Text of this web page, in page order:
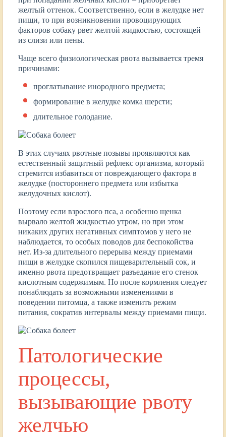
желтый оттенок. Соответственно, если в желудке нет
пищи, то при возникновении провоцирующих
факторов собаку рвет желтой жидкостью, состоящей
из слизи или пены.
Чаще всего физиологическая рвота вызывается тремя
причинами:
проглатывание инородного предмета;
формирование в желудке комка шерсти;
длительное голодание.
В этих случаях рвотные позывы проявляются как
естественный защитный рефлекс организма, который
стремится избавиться от повреждающего фактора в
желудке (постороннего предмета или избытка
желудочных кислот).
Поэтому если взрослого пса, а особенно щенка
вырвало желтой жидкостью утром, но при этом
никаких других негативных симптомов у него не
наблюдается, то особых поводов для беспокойства
нет. Из-за длительного перерыва между приемами
пищи в желудке скопился пищеварительный сок, и
именно рвота предотвращает разъедание его стенок
кислотным содержимым. Но после кормления следует
понаблюдать за возможными изменениями в
поведении питомца, а также изменить режим
питания, сократив интервалы между приемами пищи.
Патологические
процессы,
вызывающие рвоту
желчью